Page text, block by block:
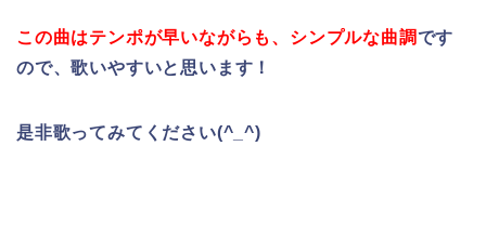
この曲はテンポが早いながらも、シンプルな曲調です
ので、歌いやすいと思います！
是非歌ってみてください(^_^)